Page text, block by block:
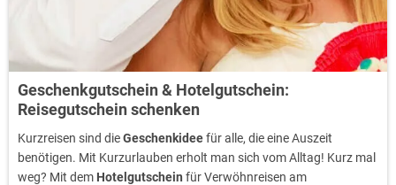
Geschenkgutschein & Hotelgutschein:
Reisegutschein schenken
Kurzreisen sind dieGeschenkideefür alle, die eine Auszeit
benötigen. Mit Kurzurlauben erholt man sich vom Alltag! Kurz mal
weg? Mit dem Hotelgutschein für Verwöhnreisen am